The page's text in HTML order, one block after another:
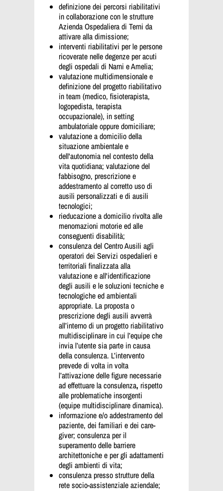
definizione dei percorsi riabilitativi
in collaborazione con le strutture
Azienda Ospedaliera di Terni da
attivare alla dimissione;
interventi riabilitativi per le persone
ricoverate nelle degenze per acuti
degli ospedali di Narni e Amelia;
valutazione multidimensionale e
definizione del progetto riabilitativo
in team (medico, fisioterapista,
logopedista, terapista
occupazionale), in setting
ambulatoriale oppure domiciliare;
valutazione a domicilio della
situazione ambientale e
dell'autonomia nel contesto della
vita quotidiana; valutazione del
fabbisogno, prescrizione e
addestramento al corretto uso di
ausili personalizzati e di ausili
tecnologici;
rieducazione a domicilio rivolta alle
menomazioni motorie ed alle
conseguenti disabilità;
consulenza del Centro Ausili agli
operatori dei Servizi ospedalieri e
territoriali finalizzata alla
valutazione e all'identificazione
degli ausili e le soluzioni tecniche e
tecnologiche ed ambientali
appropriate. La proposta o
prescrizione degli ausili avverrà
all’interno di un progetto riabilitativo
multidisciplinare in cui l’equipe che
invia l’utente sia parte in causa
della consulenza. L’intervento
prevede di volta in volta
l’attivazione delle figure necessarie
ad effettuare la consulenza, rispetto
alle problematiche insorgenti
(equipe multidisciplinare dinamica).
informazione e/o addestramento del
paziente, dei familiari e dei care-
giver; consulenza per il
superamento delle barriere
architettoniche e per gli adattamenti
degli ambienti di vita;
consulenza presso strutture della
rete socio-assistenziale aziendale;